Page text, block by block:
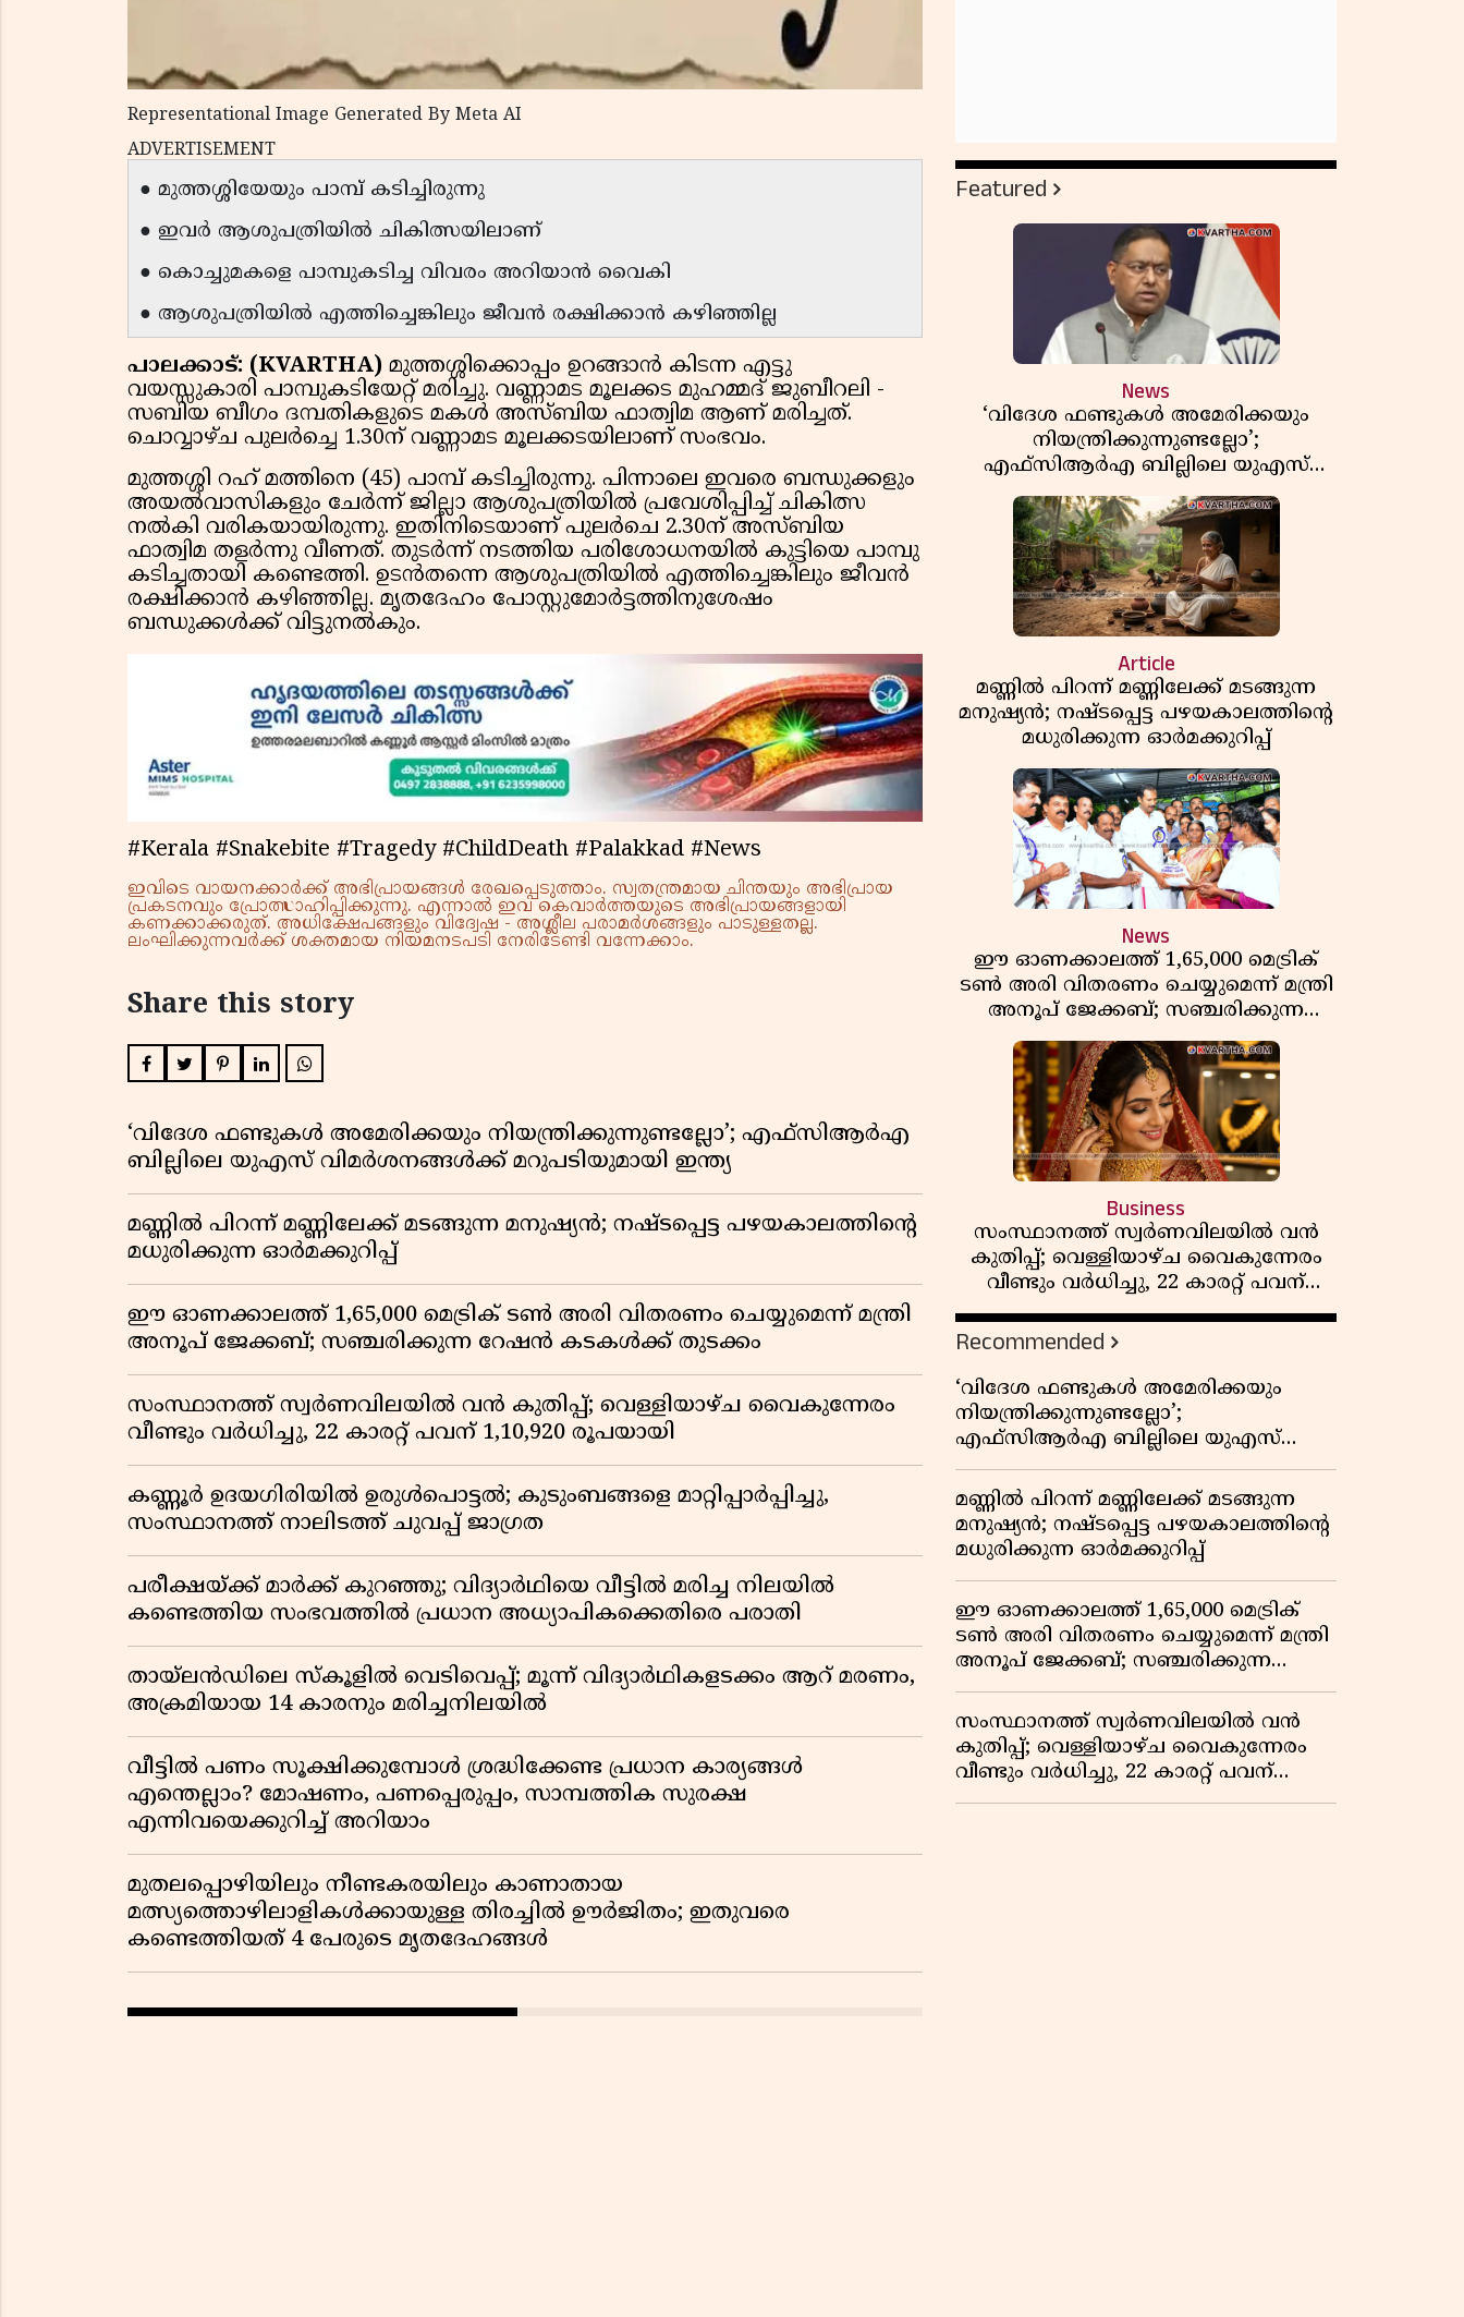
Representational Image Generated By Meta AI
ADVERTISEMENT
● മുത്തശ്ശിയേയും പാമ്പ് കടിച്ചിരുന്നു
● ഇവര്‍ ആശുപത്രിയില്‍ ചികിത്സയിലാണ്
● കൊച്ചുമകളെ പാമ്പുകടിച്ച വിവരം അറിയാന്‍ വൈകി
● ആശുപത്രിയില്‍ എത്തിച്ചെങ്കിലും ജീവന്‍ രക്ഷിക്കാന്‍ കഴിഞ്ഞില്ല
പാലക്കാട്: (KVARTHA) മുത്തശ്ശിക്കൊപ്പം ഉറങ്ങാന്‍ കിടന്ന എട്ടു
വയസ്സുകാരി പാമ്പുകടിയേറ്റ് മരിച്ചു. വണ്ണാമട മൂലക്കട മുഹമ്മദ് ജുബീറലി -
സബിയ ബീഗം ദമ്പതികളുടെ മകള്‍ അസ്ബിയ ഫാത്വിമ ആണ് മരിച്ചത്.
ചൊവ്വാഴ്ച പുലര്‍ച്ചെ 1.30ന് വണ്ണാമട മൂലക്കടയിലാണ് സംഭവം.
മുത്തശ്ശി റഹ് മത്തിനെ (45) പാമ്പ് കടിച്ചിരുന്നു. പിന്നാലെ ഇവരെ ബന്ധുക്കളും
അയല്‍വാസികളും ചേര്‍ന്ന് ജില്ലാ ആശുപത്രിയില്‍ പ്രവേശിപ്പിച്ച് ചികിത്സ
നല്‍കി വരികയായിരുന്നു. ഇതിനിടെയാണ് പുലര്‍ചെ 2.30ന് അസ്ബിയ
ഫാത്വിമ തളര്‍ന്നു വീണത്. തുടര്‍ന്ന് നടത്തിയ പരിശോധനയില്‍ കുട്ടിയെ പാമ്പു
കടിച്ചതായി കണ്ടെത്തി. ഉടന്‍തന്നെ ആശുപത്രിയില്‍ എത്തിച്ചെങ്കിലും ജീവന്‍
രക്ഷിക്കാന്‍ കഴിഞ്ഞില്ല. മൃതദേഹം പോസ്റ്റുമോര്‍ട്ടത്തിനുശേഷം
ബന്ധുക്കള്‍ക്ക് വിട്ടുനല്‍കും.
#Kerala #Snakebite #Tragedy #ChildDeath #Palakkad #News
ഇവിടെ വായനക്കാർക്ക് അഭിപ്രായങ്ങൾ രേഖപ്പെടുത്താം. സ്വതന്ത്രമായ ചിന്തയും അഭിപ്രായ
പ്രകടനവും പ്രോത്സാഹിപ്പിക്കുന്നു. എന്നാൽ ഇവ കെവാർത്തയുടെ അഭിപ്രായങ്ങളായി
കണക്കാക്കരുത്. അധിക്ഷേപങ്ങളും വിദ്വേഷ - അശ്ലീല പരാമർശങ്ങളും പാടുള്ളതല്ല.
ലംഘിക്കുന്നവർക്ക് ശക്തമായ നിയമനടപടി നേരിടേണ്ടി വന്നേക്കാം.
Share this story
‘വിദേശ ഫണ്ടുകൾ അമേരിക്കയും നിയന്ത്രിക്കുന്നുണ്ടല്ലോ’; എഫ്സിആർഎ
ബില്ലിലെ യുഎസ് വിമർശനങ്ങൾക്ക് മറുപടിയുമായി ഇന്ത്യ
മണ്ണിൽ പിറന്ന് മണ്ണിലേക്ക് മടങ്ങുന്ന മനുഷ്യൻ; നഷ്ടപ്പെട്ട പഴയകാലത്തിൻ്റെ
മധുരിക്കുന്ന ഓർമക്കുറിപ്പ്
ഈ ഓണക്കാലത്ത് 1,65,000 മെട്രിക് ടൺ അരി വിതരണം ചെയ്യുമെന്ന് മന്ത്രി
അനൂപ് ജേക്കബ്; സഞ്ചരിക്കുന്ന റേഷൻ കടകൾക്ക് തുടക്കം
സംസ്ഥാനത്ത് സ്വർണവിലയിൽ വൻ കുതിപ്പ്; വെള്ളിയാഴ്ച വൈകുന്നേരം
വീണ്ടും വർധിച്ചു, 22 കാരറ്റ് പവന് 1,10,920 രൂപയായി
കണ്ണൂർ ഉദയഗിരിയിൽ ഉരുൾപൊട്ടൽ; കുടുംബങ്ങളെ മാറ്റിപ്പാർപ്പിച്ചു,
സംസ്ഥാനത്ത് നാലിടത്ത് ചുവപ്പ് ജാഗ്രത
പരീക്ഷയ്ക്ക് മാർക്ക് കുറഞ്ഞു; വിദ്യാർഥിയെ വീട്ടിൽ മരിച്ച നിലയിൽ
കണ്ടെത്തിയ സംഭവത്തിൽ പ്രധാന അധ്യാപികക്കെതിരെ പരാതി
തായ്‌ലൻഡിലെ സ്‌കൂളിൽ വെടിവെപ്പ്; മൂന്ന് വിദ്യാർഥികളടക്കം ആറ് മരണം,
അക്രമിയായ 14 കാരനും മരിച്ചനിലയിൽ
വീട്ടിൽ പണം സൂക്ഷിക്കുമ്പോൾ ശ്രദ്ധിക്കേണ്ട പ്രധാന കാര്യങ്ങൾ
എന്തെല്ലാം? മോഷണം, പണപ്പെരുപ്പം, സാമ്പത്തിക സുരക്ഷ
എന്നിവയെക്കുറിച്ച് അറിയാം
മുതലപ്പൊഴിയിലും നീണ്ടകരയിലും കാണാതായ
മത്സ്യത്തൊഴിലാളികൾക്കായുള്ള തിരച്ചിൽ ഊർജിതം; ഇതുവരെ
കണ്ടെത്തിയത് 4 പേരുടെ മൃതദേഹങ്ങൾ
Featured
News
‘വിദേശ ഫണ്ടുകൾ അമേരിക്കയും
നിയന്ത്രിക്കുന്നുണ്ടല്ലോ’;
എഫ്സിആർഎ ബില്ലിലെ യുഎസ്
വിമർശനങ്ങൾക്ക് മറുപടിയുമായി ഇന്ത്യ
Article
മണ്ണിൽ പിറന്ന് മണ്ണിലേക്ക് മടങ്ങുന്ന
മനുഷ്യൻ; നഷ്ടപ്പെട്ട പഴയകാലത്തിൻ്റെ
മധുരിക്കുന്ന ഓർമക്കുറിപ്പ്
News
ഈ ഓണക്കാലത്ത് 1,65,000 മെട്രിക്
ടൺ അരി വിതരണം ചെയ്യുമെന്ന് മന്ത്രി
അനൂപ് ജേക്കബ്; സഞ്ചരിക്കുന്ന
റേഷൻ കടകൾക്ക് തുടക്കം
Business
സംസ്ഥാനത്ത് സ്വർണവിലയിൽ വൻ
കുതിപ്പ്; വെള്ളിയാഴ്ച വൈകുന്നേരം
വീണ്ടും വർധിച്ചു, 22 കാരറ്റ് പവന്
1,10,920 രൂപയായി
Recommended
‘വിദേശ ഫണ്ടുകൾ അമേരിക്കയും
നിയന്ത്രിക്കുന്നുണ്ടല്ലോ’;
എഫ്സിആർഎ ബില്ലിലെ യുഎസ്
വിമർശനങ്ങൾക്ക് മറുപടിയുമായി ഇന്ത്യ
മണ്ണിൽ പിറന്ന് മണ്ണിലേക്ക് മടങ്ങുന്ന
മനുഷ്യൻ; നഷ്ടപ്പെട്ട പഴയകാലത്തിൻ്റെ
മധുരിക്കുന്ന ഓർമക്കുറിപ്പ്
ഈ ഓണക്കാലത്ത് 1,65,000 മെട്രിക്
ടൺ അരി വിതരണം ചെയ്യുമെന്ന് മന്ത്രി
അനൂപ് ജേക്കബ്; സഞ്ചരിക്കുന്ന
റേഷൻ കടകൾക്ക് തുടക്കം
സംസ്ഥാനത്ത് സ്വർണവിലയിൽ വൻ
കുതിപ്പ്; വെള്ളിയാഴ്ച വൈകുന്നേരം
വീണ്ടും വർധിച്ചു, 22 കാരറ്റ് പവന്
1,10,920 രൂപയായി